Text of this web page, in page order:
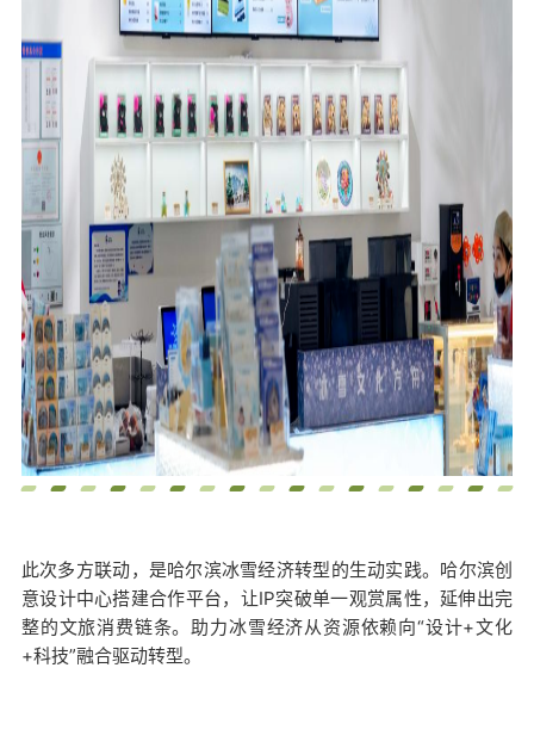
此次多方联动，是哈尔滨冰雪经济转型的生动实践。哈尔滨创
意设计中心搭建合作平台，让IP突破单一观赏属性，延伸出完
整的文旅消费链条。助力冰雪经济从资源依赖向“设计+文化
+科技”融合驱动转型。